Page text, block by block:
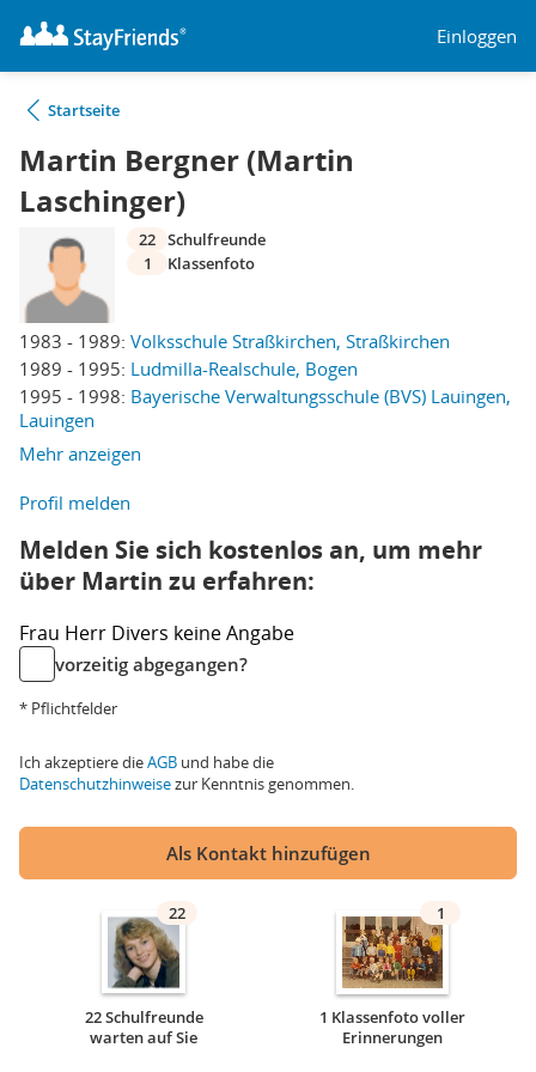
Einloggen
Startseite
Martin Bergner (Martin
Laschinger)
1983 - 1989: Volksschule Straßkirchen, Straßkirchen
1989 - 1995: Ludmilla-Realschule, Bogen
1995 - 1998: Bayerische Verwaltungsschule (BVS) Lauingen,
Lauingen
Mehr anzeigen
22 Schulfreunde
1
Klassenfoto
Profil melden
Melden Sie sich kostenlos an, um mehr
über Martin zu erfahren:
Frau Herr Divers keine Angabe
vorzeitig abgegangen?
* Pflichtfelder
Ich akzeptiere dieAGB und habe die
Datenschutzhinweisezur Kenntnis genommen.
Als Kontakt hinzufügen
22
22 Schulfreunde
warten auf Sie
1
1 Klassenfoto voller
Erinnerungen